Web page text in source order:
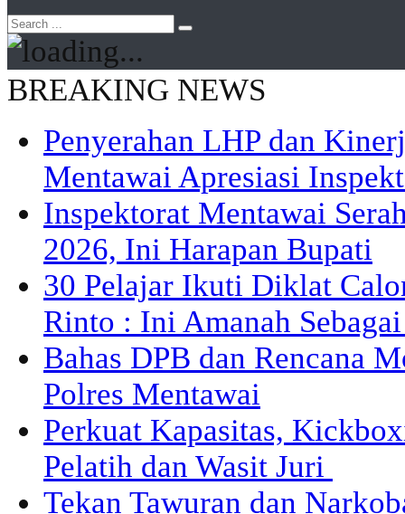
BREAKING NEWS
Penyerahan LHP dan
Mentawai Apresiasi
Inspektorat Mentawai
2026, Ini Harapan Bupati
30 Pelajar Ikuti Diklat
Rinto : Ini Amanah
Bahas DPB dan Rencana
Polres Mentawai
Perkuat Kapasitas,
Pelatih dan Wasit Juri
Tekan Tawuran dan